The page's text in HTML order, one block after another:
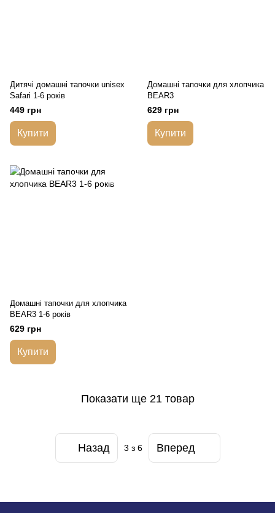
Дитячі домашні тапочки unisex
Safari 1-6 років
449 грн
Купити
Домашні тапочки для хлопчика
BEAR3
629 грн
Купити
Домашні тапочки для хлопчика
BEAR3 1-6 років
629 грн
Купити
Показати ще 21 товар
Назад 3 з 6 Вперед